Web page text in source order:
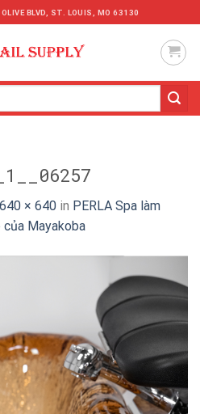
BLVD, ST. LOUIS, MO 63130
640 × 640 in PERLA Spa làm
của Mayakoba